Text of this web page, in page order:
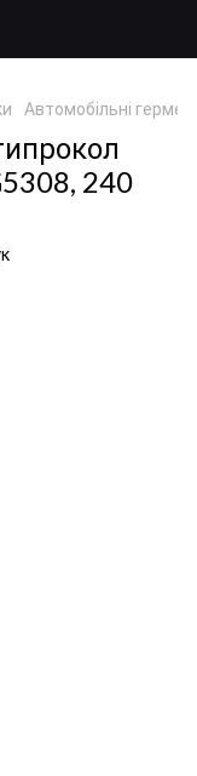
Автомобільні
240